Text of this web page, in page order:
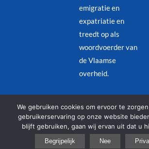
emigratie en
expatriatie en
treedt op als
woordvoerder van
de Vlaamse
overheid.
Juridische kennisgeving–
© Copyright 2026 – Alle rechten
Redjinn
We gebruiken cookies om ervoor te
gebruikerservaring op onze website
blijft gebruiken, gaan wij ervan uit dat u
Begrijpelijk Nee